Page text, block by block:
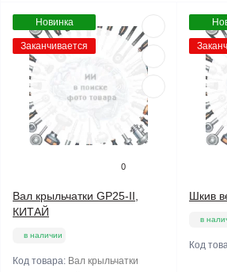
Новинка
Заканчивается
0
Вал крыльчатки GP25-II,
КИТАЙ
в наличии
Код товара: Вал крыльчатки
Шкив
в
Код